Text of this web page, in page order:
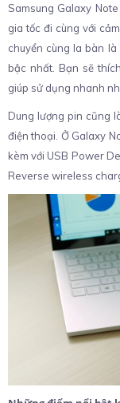
Samsung Galaxy
gia tốc đi cùng với
chuyển cùng la bàn
bậc nhất. Bạn sẽ
giúp sử dụng nhanh
Dung lượng pin cũng
điện thoại. Ở Galaxy
kèm với USB Power
Reverse wireless